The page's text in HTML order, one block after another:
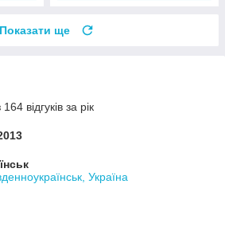
Показати ще
відгуків за рік
Україна